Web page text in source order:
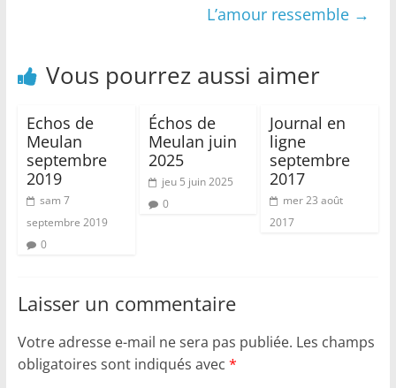
L’amour ressemble →
Vous pourrez aussi aimer
Echos de
Meulan
septembre
2019
sam 7
septembre 2019
0
Échos de
Meulan juin
2025
jeu 5 juin 2025
0
Journal en
ligne
septembre
2017
mer 23 août
2017
Laisser un commentaire
Votre adresse e-mail ne sera pas publiée. Les champs
obligatoires sont indiqués avec *